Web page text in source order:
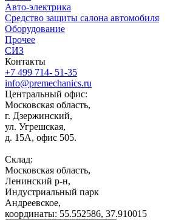
Авто-электрика
Средство защиты салона автомобиля
Оборудование
Прочее
СИЗ
Контакты
+7 499 714- 51-35
info@premechanics.ru
Центральный офис:
Московская область,
г. Дзержинский,
ул. Угрешская,
д. 15А, офис 505.
Склад:
Московская область,
Ленинский р-н,
Индустриальный парк
Андреевское,
координаты: 55.552586, 37.910015